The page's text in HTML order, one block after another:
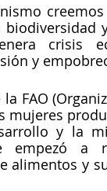
crisis
y
la FAO
mujeres
y la
empezó a
alimentos y